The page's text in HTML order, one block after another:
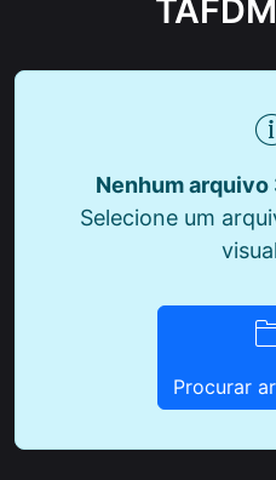
Nenhum
Selecione um
Procurar